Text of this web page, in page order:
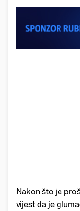
Nakon što je
vijest da je